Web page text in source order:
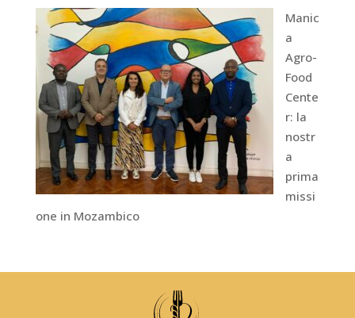
Manic
a
Agro-
Food
Cente
r: la
nostr
a
prima
missi
one in Mozambico